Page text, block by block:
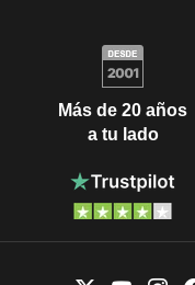
Más de 20 años
a tu lado